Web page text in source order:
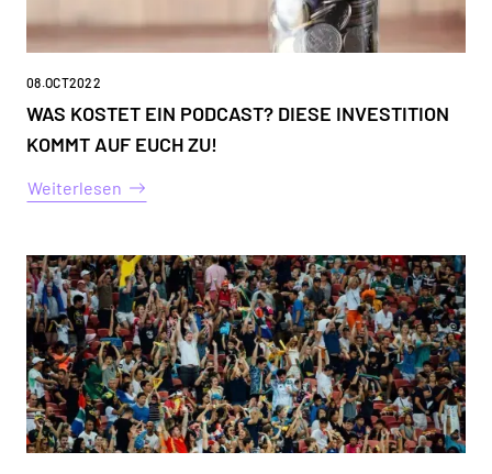
08.OCT2022
WAS KOSTET EIN PODCAST? DIESE INVESTITION
KOMMT AUF EUCH ZU!
Weiterlesen